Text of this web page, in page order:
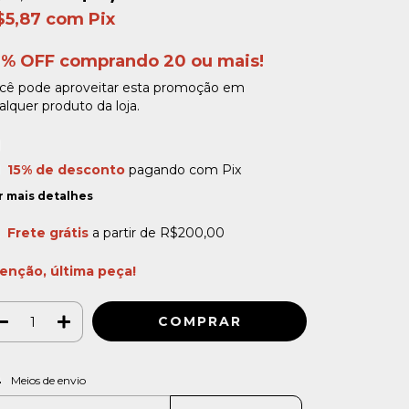
com Pix
OFF comprando 20 ou mais!
pode aproveitar esta promoção em
produto da loja.
15% de descontopagando com Pix
mais detalhes
Frete grátis a partir de R$200,00
última peça!
para o CEP:
Meios de envio